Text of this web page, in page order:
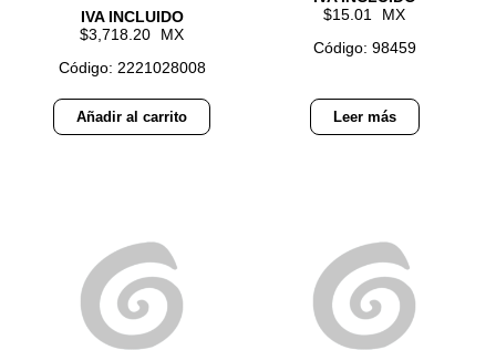
3,718.20
Código: 2221028008
Añadir al carrito
15.01
Código: 98459
Leer más